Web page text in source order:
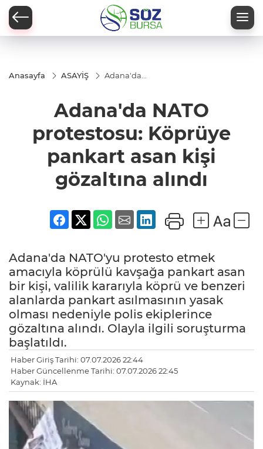
Anasayfa ASAYİŞ
Adana'da
Köprüye
pankart
gözaltına
alındı
Adana'da NATO
protestosu: Köprüye
pankart asan kişi
gözaltına alındı
Adana'da NATO'yu protesto etmek
amacıyla köprülü kavşağa pankart asan
bir kişi, valilik kararıyla köprü ve benzeri
alanlarda pankart asılmasının yasak
olması nedeniyle polis ekiplerince
gözaltına alındı. Olayla ilgili soruşturma
başlatıldı.
Haber Giriş Tarihi: 07.07.2026 22:44
Haber Güncellenme Tarihi: 07.07.2026 22:45
Kaynak: İHA